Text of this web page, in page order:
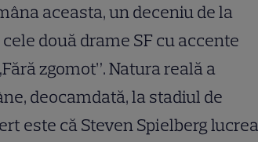
aceasta, un deceniu de la
două drame SF cu accente
zgomot”. Natura reală a
deocamdată, la stadiul de
este că Steven Spielberg